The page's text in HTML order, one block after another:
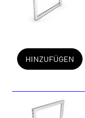
HINZUFÜGEN